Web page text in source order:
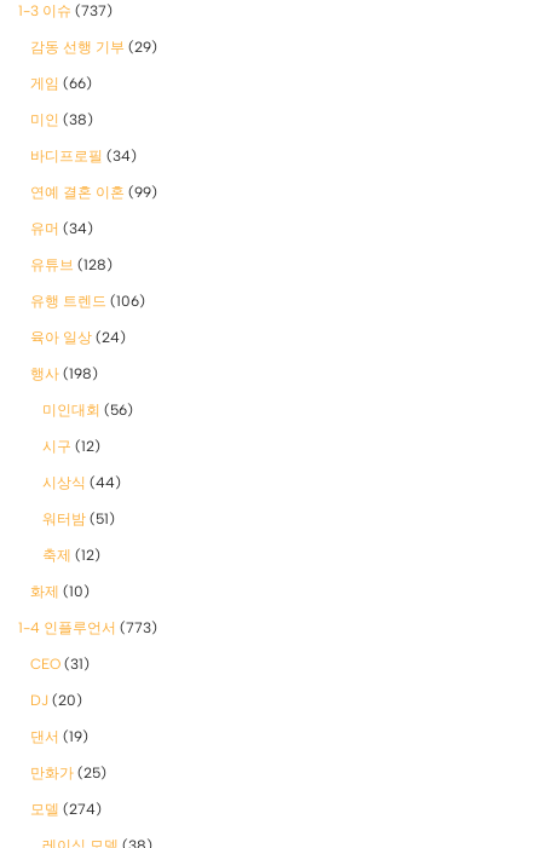
1-3 이슈 (737)
감동 선행 기부 (29)
게임 (66)
미인 (38)
바디프로필 (34)
연예 결혼 이혼 (99)
유머 (34)
유튜브 (128)
유행 트렌드 (106)
육아 일상 (24)
행사 (198)
미인대회 (56)
시구 (12)
시상식 (44)
워터밤 (51)
축제 (12)
화제 (10)
1-4 인플루언서 (773)
CEO (31)
DJ (20)
댄서 (19)
만화가 (25)
모델 (274)